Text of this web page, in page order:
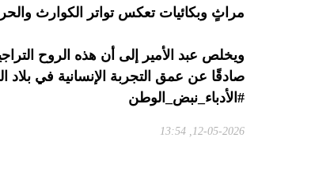
مراثٍ وبكائيات تعكس تواتر الكوارث
ويخلص عبد الأمير إلى أن هذه الروح
صادقًا عن عمق التجربة الإنسانية في بلاد
#الأدباء_نبض_الوطن
12-05-2026, 13:54